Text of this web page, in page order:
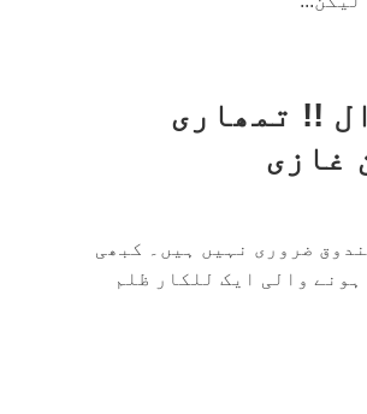
!! تمھاری
غازی
ضروری نہیں ہیں۔ کبھی
والی ایک للکار ظلم